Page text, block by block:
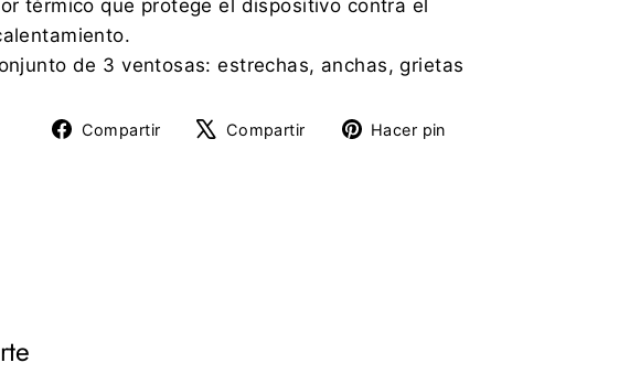
térmico que protege el dispositivo contra el
de 3 ventosas: estrechas, anchas, grietas
Compartir
Compartir
Compartir
TuitearHacer pin